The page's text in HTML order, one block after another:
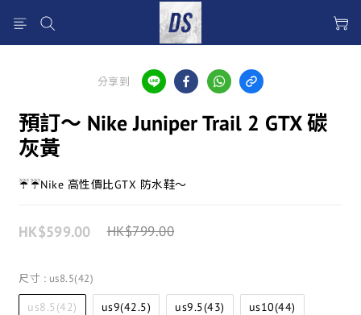
分享到
預訂～ Nike Juniper Trail 2 GTX 碳
灰黃
☔️☔️Nike 高性價比GTX 防水鞋～
HK$599.00 HK$799.00
尺寸 : us8.5(42)
us8.5(42) us9(42.5) us9.5(43) us10(44)